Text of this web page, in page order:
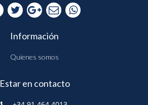
Información
Quienes somos
Estar en contacto